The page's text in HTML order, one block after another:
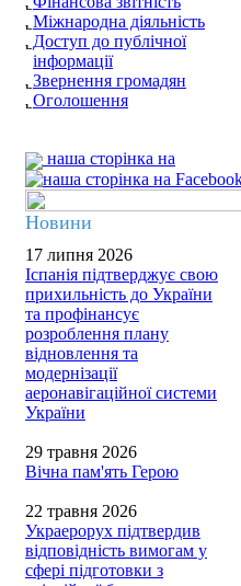
Міжнародна діяльність
Доступ до публічної
інформації
Звернення громадян
Оголошення
наша сторінка на
Новини
17 липня 2026
Іспанія підтверджує свою
прихильність до України
та профінансує
розроблення плану
відновлення та
модернізації
аеронавігаційної системи
України
29 травня 2026
Вічна пам'ять Герою
22 травня 2026
Украерорух підтвердив
відповідність вимогам у
сфері підготовки з